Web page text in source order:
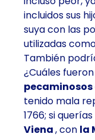
incluidos sus
suya con las
utilizadas
También
¿Cuáles
pecaminosos
tenido mala
1766; si
Viena, con la